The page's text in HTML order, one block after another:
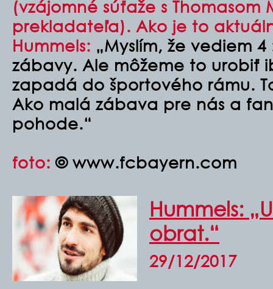
(vzájomné súťaže s Thomasom
prekladateľa). Ako je to
Hummels: „Myslím, že vediem
zábavy. Ale môžeme to urobiť
zapadá do športového rámu.
Ako malá zábava pre nás a
pohode.“
foto:© www.fcbayern.com
Hummels:
obrat.“
29/12/2017